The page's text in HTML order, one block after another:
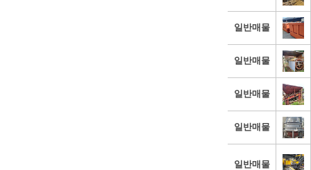
일반매물
일반매물
일반매물
일반매물
일반매물